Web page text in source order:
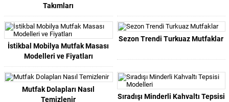
Takımları
İstikbal Mobilya Mutfak Masası
Modelleri ve Fiyatları
Sezon Trendi Turkuaz Mutfaklar
Mutfak Dolapları Nasıl
Temizlenir
Sıradışı Minderli Kahvaltı Tepsisi